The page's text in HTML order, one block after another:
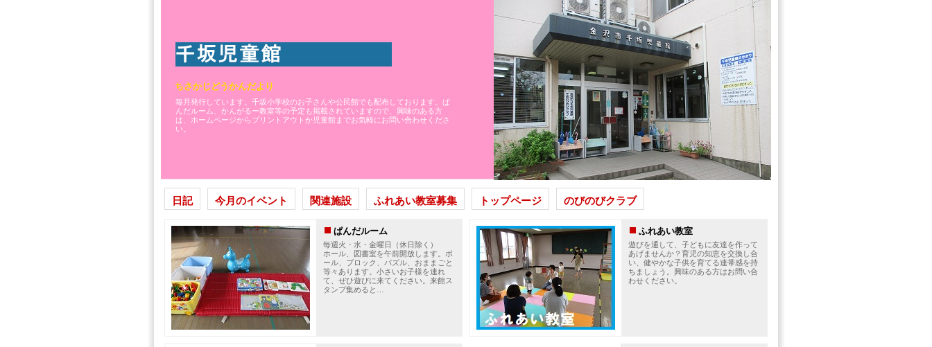
ちさかじどうかんだより
毎月発行しています。千坂小学校のお子さんや公民館でも配布しております。ぱ
んだルーム、かんがるー教室等の予定も掲載されていますので、興味のある方
は、ホームページからプリントアウトか児童館までお気軽にお問い合わせくださ
い。
ぱんだルーム
毎週火・水・金曜日（休日除く）
ホール、図書室を午前開放します。ボ
ール、ブロック、パズル、おままごと
等々あります。小さいお子様を連れ
て、ぜひ遊びに来てください。来館ス
タンプ集めると…
ふれあい教室
遊びを通して、子どもに友達を作って
あげませんか？育児の知恵を交換し合
い、健やかな子供を育てる連帯感を持
ちましょう。興味のある方はお問い合
わせください。
日記 今月のイベント 関連施設 ふれあい教室募集 トップページ のびのびクラブ